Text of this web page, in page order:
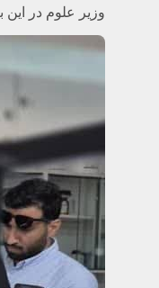
وزیر علوم در این